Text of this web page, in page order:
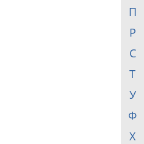
П
Р
С
Т
У
Ф
Х